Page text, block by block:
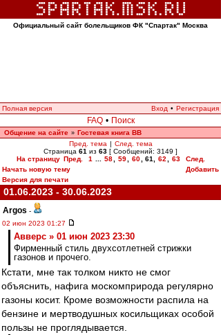
Официальный сайт болельщиков ФК "Спартак" Москва
Полная версия Вход • Регистрация
FAQ • Поиск
Общение на сайте » Гостевая книга ВВ
Пред. тема | След. тема
Страница 61 из 63 [ Сообщений: 3149 ]
На страницу Пред. 1 58 59 60 61 62 63
След.
Начать новую тему
Добавить
Версия для печати
01.06.2023 - 30.06.2023
Argos -
02 июн 2023 01:27
Авверс » 01 июн 2023 23:30
Фирменный стиль двухсотлетней стрижки
газонов и прочего.
Кстати, мне так толком никто не смог
объяснить, нафига москомприрода регулярно
газоны косит. Кроме возможности распила на
бензине и мертводушных косильщиках особой
пользы не проглядывается.